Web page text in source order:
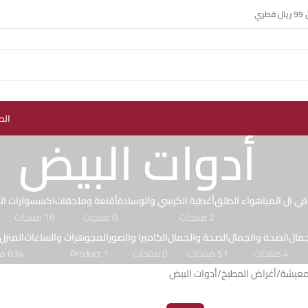
أدوات البيض
ال المياهواء الطلقأغطية الكرسي والوسادة
2 منتجات
أقنعة وملحقات
0 منتجات
اكسسوارات
16 منتجات
الصحة والجمال
4 منتجات
الصحة والجمال
51 منتجات
الكاميرا والصور
0 منتجات
المجوهرات والساعات
1 Product
634 منتجات
أغراض المطبخ أدوات البيض